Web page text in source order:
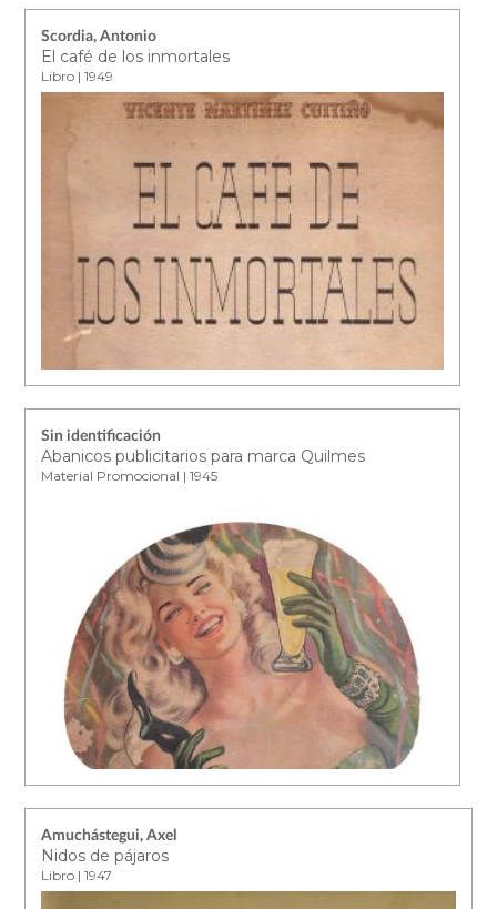
Scordia, Antonio
El café de los inmortales
Libro | 1949
Sin identificación
Abanicos publicitarios para marca Quilmes
Material Promocional | 1945
Amuchástegui, Axel
Nidos de pájaros
Libro | 1947